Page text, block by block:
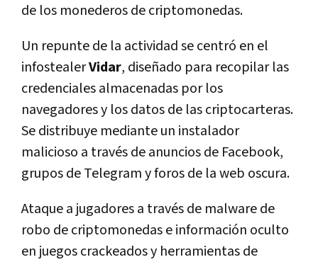
de los monederos de criptomonedas.
Un repunte de la actividad se centró en el
infostealerVidar, diseñado para recopilar las
credenciales almacenadas por los
navegadores y los datos de las criptocarteras.
Se distribuye mediante un instalador
malicioso a través de anuncios de Facebook,
grupos de Telegram y foros de la web oscura.
Ataque a jugadores a través de malware de
robo de criptomonedas e información oculto
en juegos crackeados y herramientas de